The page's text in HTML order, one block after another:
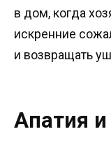
в дом, когда
искренние
и возвращать
Апатия и